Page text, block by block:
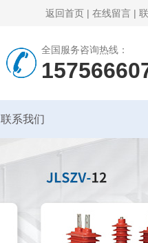
返回首页 | 在线留言 |
全国服务咨询热线：
联系我们